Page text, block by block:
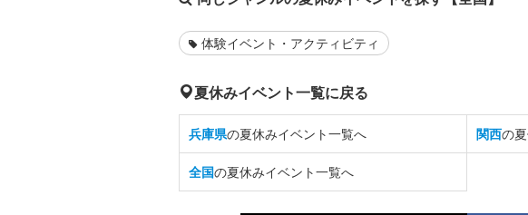
体験イベント・アクティビティ
夏休みイベント一覧に戻る
兵庫県の夏休みイベント一覧へ 関西の
全国の夏休みイベント一覧へ